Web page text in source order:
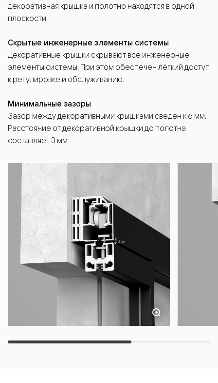
декоративная крышка и полотно находятся в одной
плоскости.
Скрытые инженерные элементы системы
Декоративные крышки скрывают все инженерные
элементы системы. При этом обеспечен лёгкий доступ
к регулировке и обслуживанию.
Минимальные зазоры
Зазор между декоративными крышками сведён к 6 мм.
Расстояние от декоративной крышки до полотна
составляет 3 мм.